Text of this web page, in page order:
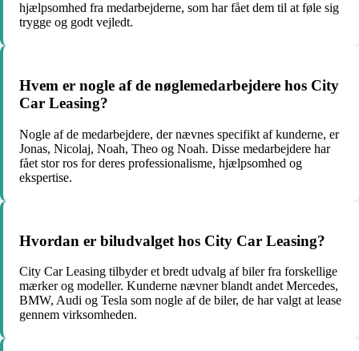
hjælpsomhed fra medarbejderne, som har fået dem til at føle sig
trygge og godt vejledt.
Hvem er nogle af de nøglemedarbejdere hos City
Car Leasing?
Nogle af de medarbejdere, der nævnes specifikt af kunderne, er
Jonas, Nicolaj, Noah, Theo og Noah. Disse medarbejdere har
fået stor ros for deres professionalisme, hjælpsomhed og
ekspertise.
Hvordan er biludvalget hos City Car Leasing?
City Car Leasing tilbyder et bredt udvalg af biler fra forskellige
mærker og modeller. Kunderne nævner blandt andet Mercedes,
BMW, Audi og Tesla som nogle af de biler, de har valgt at lease
gennem virksomheden.